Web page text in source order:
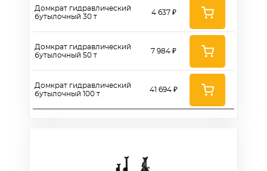
Домкрат гидравлический
бутылочный 30 т
Домкрат гидравлический
бутылочный 50 т
Домкрат гидравлический
бутылочный 100 т
4 637 ₽
7 984 ₽
41 694 ₽